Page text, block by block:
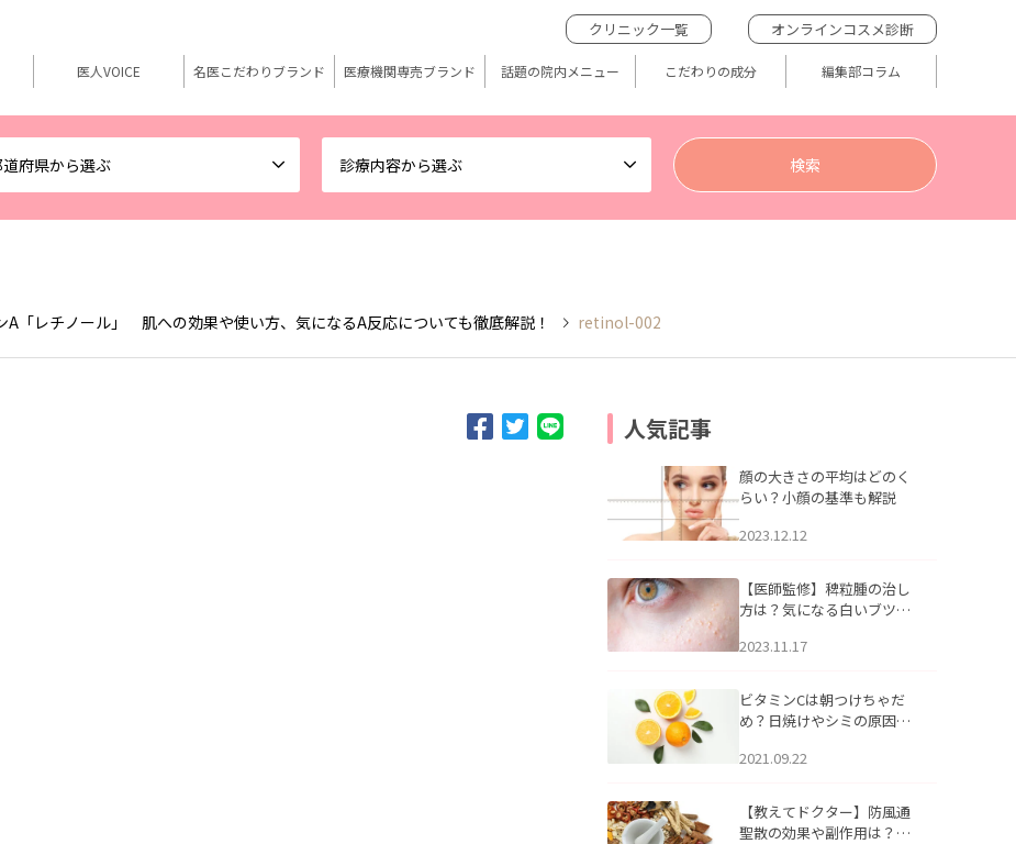
府県から選ぶ 診療内容から選ぶ
クリニック一覧 オンラインコスメ診断
医人VOICE 名医こだわりブランド 医療機関専売ブランド 話題の院内メニュー こだわりの成分 編集部コラム
A「レチノール」 肌への効果や使い方、気になるA反応についても徹底解説！ retinol-002
人気記事
顔の大きさの平均はどのく
らい？小顔の基準も解説
2023.12.12
【医師監修】稗粒腫の治し
方は？気になる白いブツブ
アについて
2023.11.17
ビタミンCは朝つけちゃだ
め？日焼けやシミの原因に
2021.09.22
【教えてドクター】防風通
聖散の効果や副作用は？長